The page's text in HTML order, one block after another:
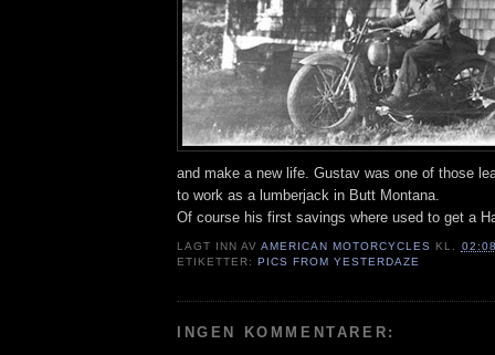
and make a new life. Gustav was one of those
to work as a lumberjack in Butt Montana.
Of course his first savings where used to get a
LAGT INN AVAMERICAN MOTORCYCLES KL.
ETIKETTER: PICS FROM YESTERDAZE
INGEN KOMMENTARER: